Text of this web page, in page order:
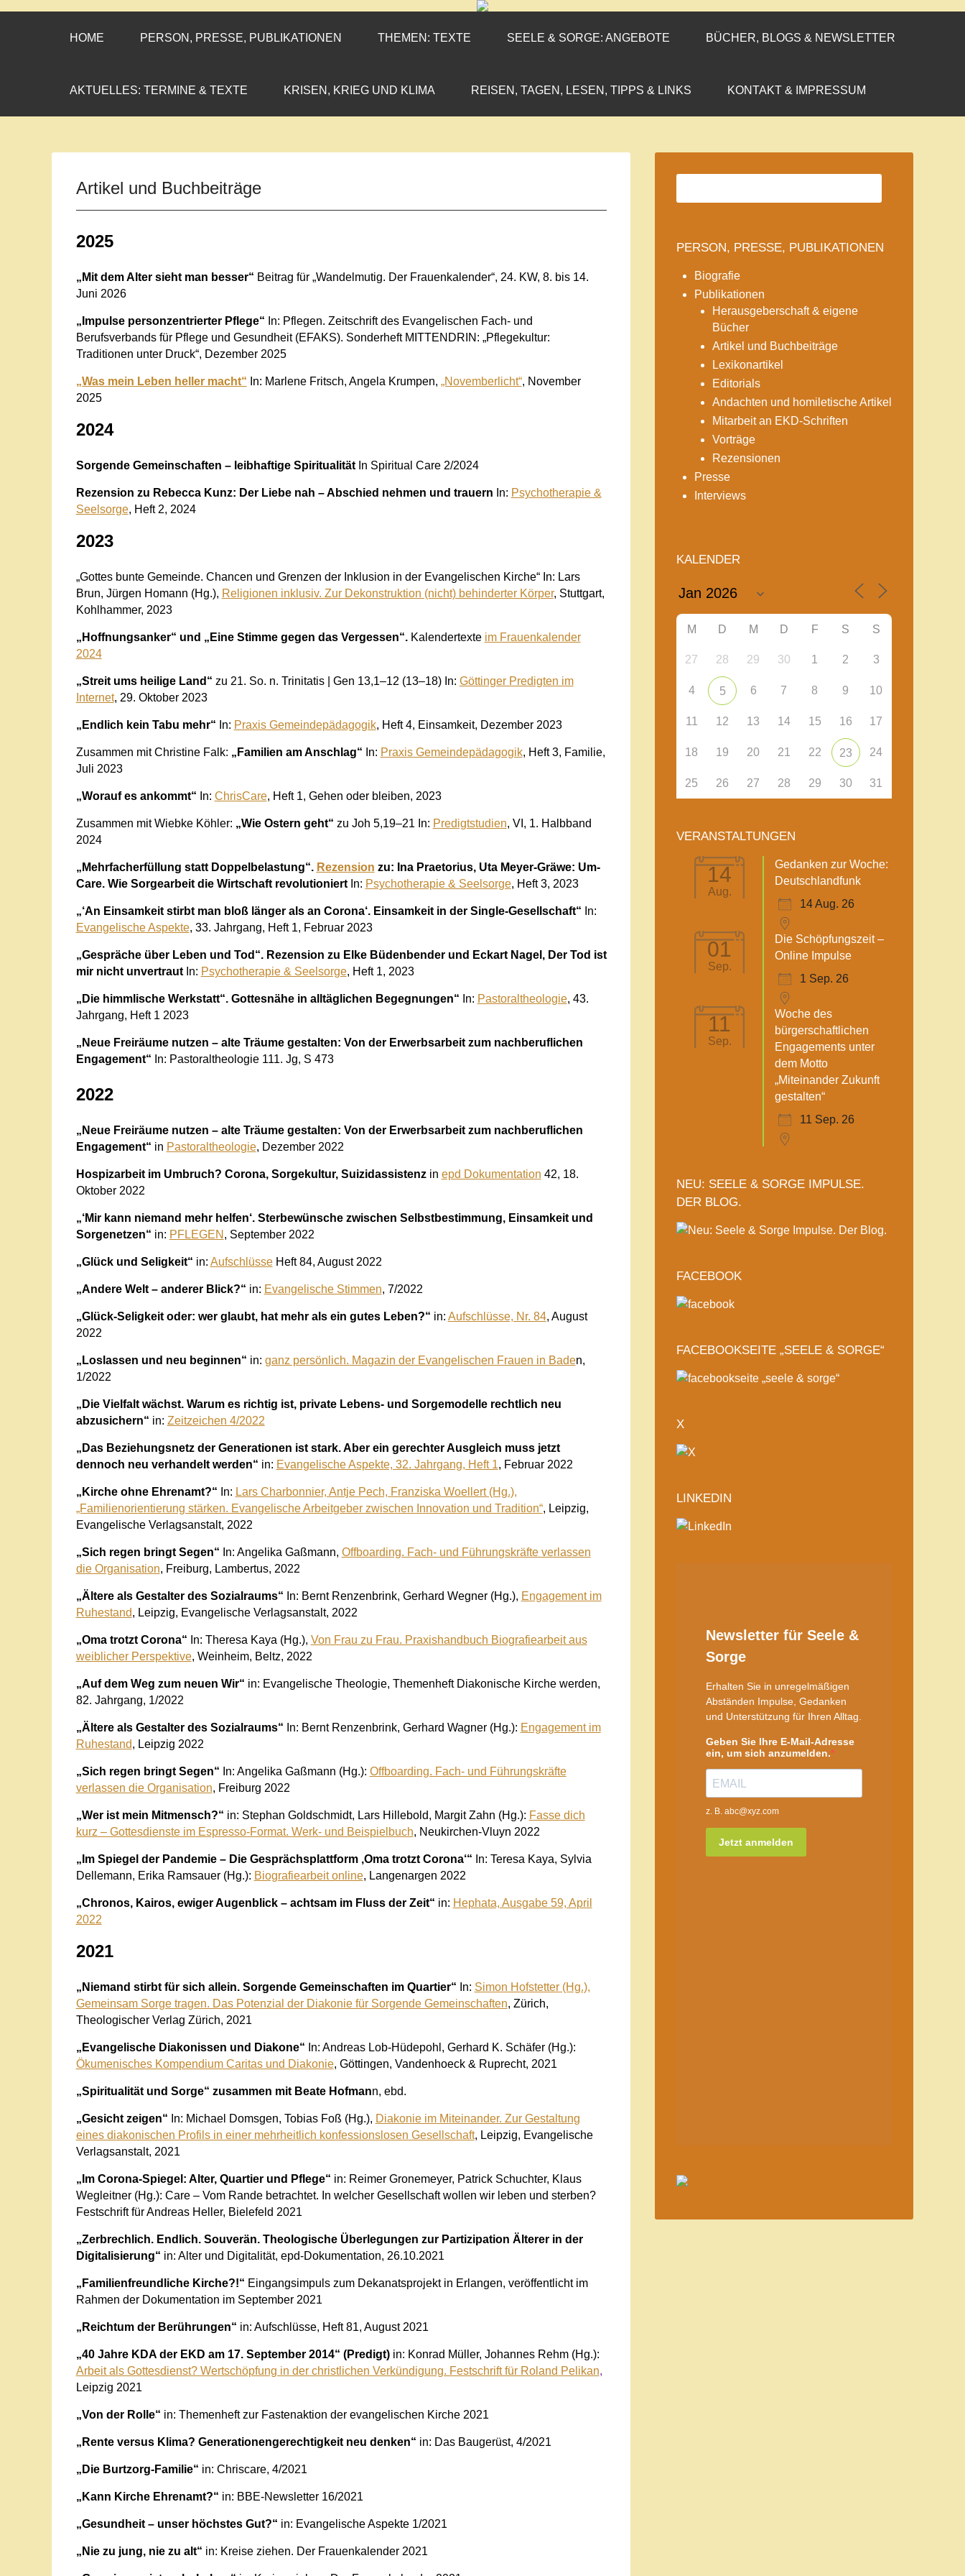
CORNELIA COENEN-MARX
»ENGAGEMENT MIT PROFIL«
HOME PERSON, PRESSE, PUBLIKATIONEN THEMEN: TEXTE SEELE & SORGE: ANGEBOTE BÜCHER, BLOGS & NEWSLETTER
AKTUELLES: TERMINE & TEXTE KRISEN, KRIEG UND KLIMA REISEN, TAGEN, LESEN, TIPPS & LINKS KONTAKT & IMPRESSUM
Artikel und Buchbeiträge
2025
„Mit dem Alter sieht man besser“ Beitrag für „Wandelmutig. Der Frauenkalender“, 24. KW, 8. bis 14.
Juni 2026
„Impulse personzentrierter Pflege“ In: Pflegen. Zeitschrift des Evangelischen Fach- und
Berufsverbands für Pflege und Gesundheit (EFAKS). Sonderheft MITTENDRIN: „Pflegekultur:
Traditionen unter Druck“, Dezember 2025
„Was mein Leben heller macht“ In: Marlene Fritsch, Angela Krumpen, „Novemberlicht“, November
2025
2024
Sorgende Gemeinschaften – leibhaftige Spiritualität In Spiritual Care 2/2024
Rezension zu Rebecca Kunz: Der Liebe nah – Abschied nehmen und trauern In: Psychotherapie &
Seelsorge, Heft 2, 2024
2023
„Gottes bunte Gemeinde. Chancen und Grenzen der Inklusion in der Evangelischen Kirche“ In: Lars
Brun, Jürgen Homann (Hg.), Religionen inklusiv. Zur Dekonstruktion (nicht) behinderter Körper, Stuttgart,
Kohlhammer, 2023
„Hoffnungsanker“ und „Eine Stimme gegen das Vergessen“. Kalendertexte im Frauenkalender
2024
„Streit ums heilige Land“ zu 21. So. n. Trinitatis | Gen 13,1–12 (13–18) In: Göttinger Predigten im
Internet, 29. Oktober 2023
„Endlich kein Tabu mehr“ In: Praxis Gemeindepädagogik, Heft 4, Einsamkeit, Dezember 2023
Zusammen mit Christine Falk: „Familien am Anschlag“ In: Praxis Gemeindepädagogik, Heft 3, Familie,
Juli 2023
„Worauf es ankommt“ In: ChrisCare, Heft 1, Gehen oder bleiben, 2023
Zusammen mit Wiebke Köhler: „Wie Ostern geht“ zu Joh 5,19–21 In: Predigtstudien, VI, 1. Halbband
2024
„Mehrfacherfüllung statt Doppelbelastung“. Rezension zu: Ina Praetorius, Uta Meyer-Gräwe: Um-
Care. Wie Sorgearbeit die Wirtschaft revolutioniertIn: Psychotherapie & Seelsorge, Heft 3, 2023
„‘An Einsamkeit stirbt man bloß länger als an Corona‘. Einsamkeit in der Single-Gesellschaft“ In:
Evangelische Aspekte, 33. Jahrgang, Heft 1, Februar 2023
„Gespräche über Leben und Tod“. Rezension zu Elke Büdenbender und Eckart Nagel, Der Tod ist
mir nicht unvertrautIn: Psychotherapie & Seelsorge, Heft 1, 2023
„Die himmlische Werkstatt“. Gottesnähe in alltäglichen Begegnungen“ In: Pastoraltheologie, 43.
Jahrgang, Heft 1 2023
„Neue Freiräume nutzen – alte Träume gestalten: Von der Erwerbsarbeit zum nachberuflichen
Engagement“ In: Pastoraltheologie 111. Jg, S 473
2022
„Neue Freiräume nutzen – alte Träume gestalten: Von der Erwerbsarbeit zum nachberuflichen
Engagement“ in Pastoraltheologie, Dezember 2022
Hospizarbeit im Umbruch? Corona, Sorgekultur, Suizidassistenz in epd Dokumentation 42, 18.
Oktober 2022
„‘Mir kann niemand mehr helfen‘. Sterbewünsche zwischen Selbstbestimmung, Einsamkeit und
Sorgenetzen“ in: PFLEGEN , September 2022
„Glück und Seligkeit“ in: AufschlüsseHeft 84, August 2022
„Andere Welt – anderer Blick?“ in: Evangelische Stimmen, 7/2022
„Glück-Seligkeit oder: wer glaubt, hat mehr als ein gutes Leben?“ in: Aufschlüsse, Nr. 84, August
2022
„Loslassen und neu beginnen“ in: ganz persönlich. Magazin der Evangelischen Frauen in Baden,
1/2022
„Die Vielfalt wächst. Warum es richtig ist, private Lebens- und Sorgemodelle rechtlich neu
abzusichern“ in: Zeitzeichen 4/2022
„Das Beziehungsnetz der Generationen ist stark. Aber ein gerechter Ausgleich muss jetzt
dennoch neu verhandelt werden“ in: Evangelische Aspekte, 32. Jahrgang, Heft 1, Februar 2022
„Kirche ohne Ehrenamt?“ In: Lars Charbonnier, Antje Pech, Franziska Woellert (Hg.),
„Familienorientierung stärken. Evangelische Arbeitgeber zwischen Innovation und Tradition“, Leipzig,
Evangelische Verlagsanstalt, 2022
„Sich regen bringt Segen“ In: Angelika Gaßmann, Offboarding. Fach- und Führungskräfte verlassen
die Organisation, Freiburg, Lambertus, 2022
„Ältere als Gestalter des Sozialraums“ In: Bernt Renzenbrink, Gerhard Wegner (Hg.), Engagement im
Ruhestand, Leipzig, Evangelische Verlagsanstalt, 2022
„Oma trotzt Corona“ In: Theresa Kaya (Hg.), Von Frau zu Frau. Praxishandbuch Biografiearbeit aus
weiblicher Perspektive, Weinheim, Beltz, 2022
„Auf dem Weg zum neuen Wir“ in: Evangelische Theologie, Themenheft Diakonische Kirche werden,
82. Jahrgang, 1/2022
„Ältere als Gestalter des Sozialraums“ In: Bernt Renzenbrink, Gerhard Wagner (Hg.): Engagement im
Ruhestand, Leipzig 2022
„Sich regen bringt Segen“ In: Angelika Gaßmann (Hg.): Offboarding. Fach- und Führungskräfte
verlassen die Organisation, Freiburg 2022
„Wer ist mein Mitmensch?“ in: Stephan Goldschmidt, Lars Hillebold, Margit Zahn (Hg.): Fasse dich
kurz – Gottesdienste im Espresso-Format. Werk- und Beispielbuch, Neukirchen-Vluyn 2022
„Im Spiegel der Pandemie – Die Gesprächsplattform ‚Oma trotzt Corona‘“ In: Teresa Kaya, Sylvia
Dellemann, Erika Ramsauer (Hg.): Biografiearbeit online, Langenargen 2022
„Chronos, Kairos, ewiger Augenblick – achtsam im Fluss der Zeit“ in: Hephata, Ausgabe 59, April
2022
2021
„Niemand stirbt für sich allein. Sorgende Gemeinschaften im Quartier“ In: Simon Hofstetter (Hg.),
Gemeinsam Sorge tragen. Das Potenzial der Diakonie für Sorgende Gemeinschaften, Zürich,
Theologischer Verlag Zürich, 2021
„Evangelische Diakonissen und Diakone“ In: Andreas Lob-Hüdepohl, Gerhard K. Schäfer (Hg.):
Ökumenisches Kompendium Caritas und Diakonie, Göttingen, Vandenhoeck & Ruprecht, 2021
„Spiritualität und Sorge“ zusammen mit Beate Hofmann, ebd.
„Gesicht zeigen“ In: Michael Domsgen, Tobias Foß (Hg.), Diakonie im Miteinander. Zur Gestaltung
eines diakonischen Profils in einer mehrheitlich konfessionslosen Gesellschaft, Leipzig, Evangelische
Verlagsanstalt, 2021
„ Im Corona-Spiegel: Alter, Quartier und Pflege“ in: Reimer Gronemeyer, Patrick Schuchter, Klaus
Wegleitner (Hg.): Care – Vom Rande betrachtet. In welcher Gesellschaft wollen wir leben und sterben?
Festschrift für Andreas Heller, Bielefeld 2021
„Zerbrechlich. Endlich. Souverän. Theologische Überlegungen zur Partizipation Älterer in der
Digitalisierung“ in: Alter und Digitalität, epd-Dokumentation, 26.10.2021
„Familienfreundliche Kirche?!“ Eingangsimpuls zum Dekanatsprojekt in Erlangen, veröffentlicht im
Rahmen der Dokumentation im September 2021
„Reichtum der Berührungen“ in: Aufschlüsse, Heft 81, August 2021
„40 Jahre KDA der EKD am 17. September 2014“ (Predigt) in: Konrad Müller, Johannes Rehm (Hg.):
Arbeit als Gottesdienst? Wertschöpfung in der christlichen Verkündigung. Festschrift für Roland Pelikan,
Leipzig 2021
„Von der Rolle“ in: Themenheft zur Fastenaktion der evangelischen Kirche 2021
„Rente versus Klima? Generationengerechtigkeit neu denken“ in: Das Baugerüst, 4/2021
„Die Burtzorg-Familie“ in: Chriscare, 4/2021
„Kann Kirche Ehrenamt?“ in: BBE-Newsletter 16/2021
„Gesundheit – unser höchstes Gut?“ in: Evangelische Aspekte 1/2021
„Nie zu jung, nie zu alt“ in: Kreise ziehen. Der Frauenkalender 2021
PERSON, PRESSE, PUBLIKATIONEN
Biografie
Publikationen
Herausgeberschaft & eigene
Bücher
Artikel und Buchbeiträge
Lexikonartikel
Editorials
Andachten und homiletische Artikel
Mitarbeit an EKD-Schriften
Vorträge
Rezensionen
Presse
Interviews
KALENDER
M D M D F S S
27 28 29 30 1 2 3
4 5 6 7 8 9 10
11 12 13 14 15 16 17
18 19 20 21 22 23 24
25 26 27 28 29 30 31
VERANSTALTUNGEN
14
Aug.
Gedanken zur Woche:
Deutschlandfunk
14 Aug. 26
01
Sep.
Die Schöpfungszeit –
Online Impulse
1 Sep. 26
11
Sep.
Woche des
bürgerschaftlichen
Engagements unter
dem Motto
„Miteinander Zukunft
gestalten“
11 Sep. 26
NEU: SEELE & SORGE IMPULSE.
DER BLOG.
FACEBOOK
FACEBOOKSEITE „SEELE & SORGE“
X
LINKEDIN